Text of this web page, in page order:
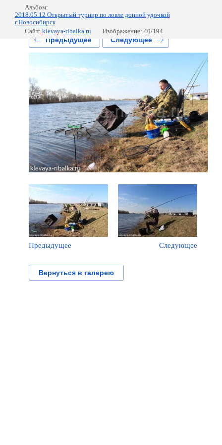
Альбом:
2018.05.12 Открытый турнир по ловле донной удочкой
г.Новосибирск
Сайт: klevaya-ribalka.ru Изображение: 40/194
Предыдущее Следующее
Предыдущее Следующее
Вернуться в галерею